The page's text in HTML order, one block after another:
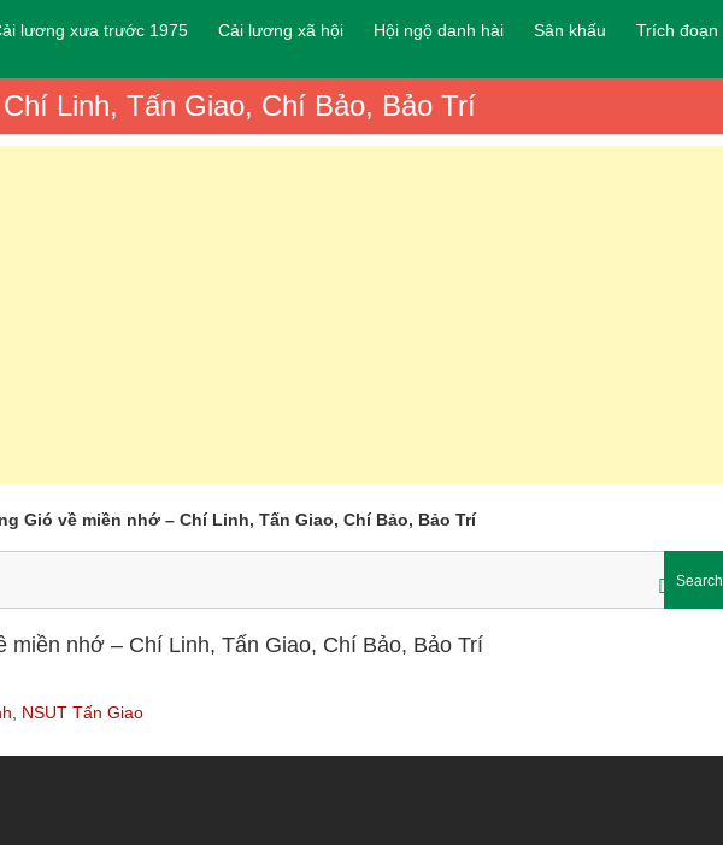
lương xưa trước 1975 Cải lương xã hội Hội ngộ danh hài Sân khấu Trích đoạn
Linh, Tấn Giao, Chí Bảo, Bảo Trí
Gió về miền nhớ – Chí Linh, Tấn Giao, Chí Bảo, Bảo Trí
Search
miền nhớ – Chí Linh, Tấn Giao, Chí Bảo, Bảo Trí
NSUT Tấn Giao